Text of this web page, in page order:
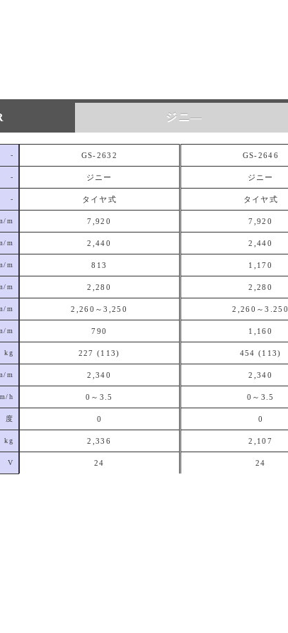
-
-
-
m
m
m
m
m
m
kg
m
h
度
kg
V
GS-2632
ジニー
タイヤ式
7,920
2,440
813
2,280
2,260～3,250
790
227 (113)
2,340
0～3.5
0
2,336
24
GS-2646
ジニー
タイヤ式
7,920
2,440
1,170
2,280
2,260～3.250
1,160
454 (113)
2,340
0～3.5
0
2,107
24
ジニ―